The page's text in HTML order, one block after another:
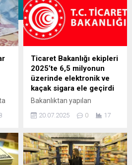
Ticaret Bakanlığı ekipleri
2025’te 6,5 milyonun
üzerinde elektronik ve
kaçak sigara ele geçirdi
Bakanlıktan yapılan
açıklamada, Gümrükler
Muhafaza ekiplerinin bu yıl
elektronik sigara ticaretine
yönelik operasyonları
sonucunda toplam değeri
20.07.2025 0 17